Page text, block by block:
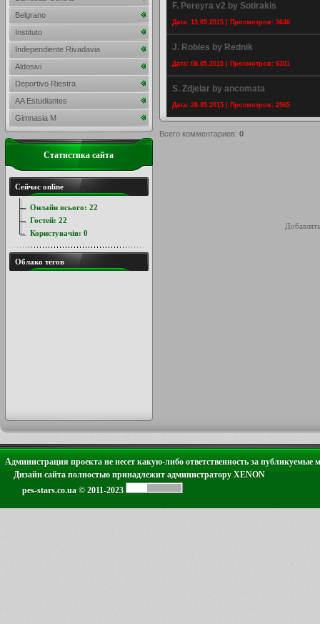
F. Pereyra v2 by Sotirakis
Дата: 19.05.2015 | Просмотров: 3646
J. Robles by Rednik
Дата: 08.05.2015 | Просмотров: 6301
S. Zdjelar by ancomata
Дата: 28.05.2015 | Просмотров: 2965
Всего комментариев: 0
Belgrano
Instituto
Independiente Rivadavia
Aldosivi
Deportivo Riestra
AA Estudiantes
Gimnasia M
Статистика сайта
Сейчас online
Онлайн всього: 22
Гостей: 22
Користувачів: 0
Облако тегов
Администрация проекта не несет какую-либо ответственность за публикуемые
Дизайн сайта полностью принадлежит администратору XENON
pes-stars.co.ua © 2011-2023